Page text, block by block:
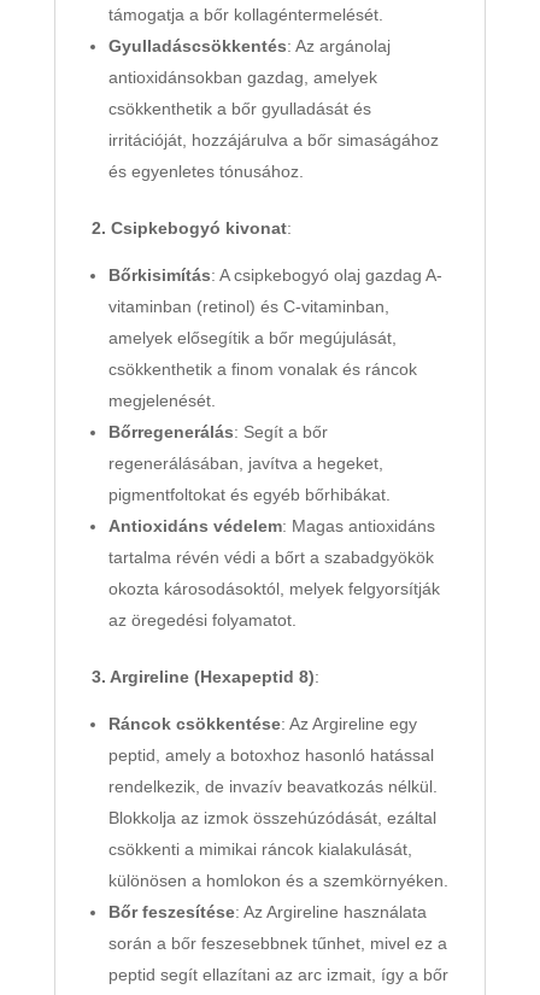
támogatja a bőr kollagéntermelését.
Gyulladáscsökkentés: Az argánolaj
antioxidánsokban gazdag, amelyek
csökkenthetik a bőr gyulladását és
irritációját, hozzájárulva a bőr simaságához
és egyenletes tónusához.
2. Csipkebogyó kivonat:
Bőrkisimítás: A csipkebogyó olaj gazdag A-
vitaminban (retinol) és C-vitaminban,
amelyek elősegítik a bőr megújulását,
csökkenthetik a finom vonalak és ráncok
megjelenését.
Bőrregenerálás: Segít a bőr
regenerálásában, javítva a hegeket,
pigmentfoltokat és egyéb bőrhibákat.
Antioxidáns védelem: Magas antioxidáns
tartalma révén védi a bőrt a szabadgyökök
okozta károsodásoktól, melyek felgyorsítják
az öregedési folyamatot.
3. Argireline (Hexapeptid 8):
Ráncok csökkentése: Az Argireline egy
peptid, amely a botoxhoz hasonló hatással
rendelkezik, de invazív beavatkozás nélkül.
Blokkolja az izmok összehúzódását, ezáltal
csökkenti a mimikai ráncok kialakulását,
különösen a homlokon és a szemkörnyéken.
Bőr feszesítése: Az Argireline használata
során a bőr feszesebbnek tűnhet, mivel ez a
peptid segít ellazítani az arc izmait, így a bőr